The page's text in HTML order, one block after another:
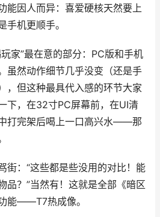
因人而异：喜爱硬核天然要上
手机更顺手。
家”最在意的部分：PC版和手机
虽然动作细节几乎没变（还是手
，但这种最具代入感的环节大家
下，在32寸PC屏幕前，在UI清
打完架后喝上一口高兴水——那
街：“这些都是些没用的对比！能
品？”当然有！这就是全部《暗区
能——T7热成像。